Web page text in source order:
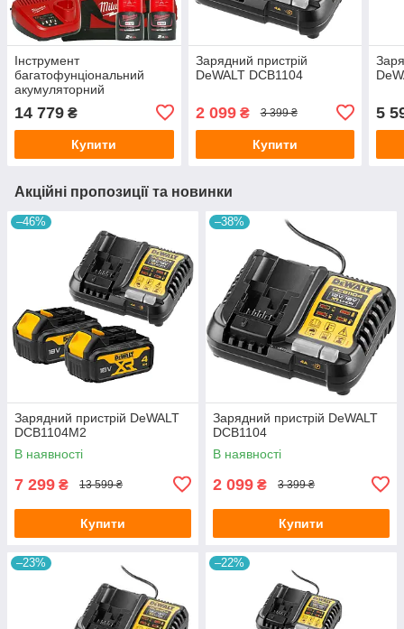
Інструмент
багатофунціональний
акумуляторний
202B (зарядний пристрій
С12 С, 2 акумулятори М12
В2 2Ач, ключ, по
14 779 ₴
Купити
Зарядний пристрій
DeWALT DCB1104
2 099₴ 3 399 ₴
Купити
5
Акційні пропозиції та новинки
–46%
Зарядний пристрій DeWALT
DCB1104M2
В наявності
7 299 ₴ 13 599 ₴
Купити
–38%
Зарядний пристрій DeWALT
DCB1104
В наявності
2 099 ₴ 3 399 ₴
Купити
–23% –22%